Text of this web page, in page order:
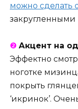
можно сделать
закругленными
❷ Акцент на
Эффектно
ноготке
покрыть
‘икринок’.